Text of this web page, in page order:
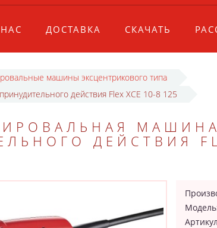
ДОСТАВКА СКАЧАТЬ
машины эксцентрикового типа
действия Flex XCE 10-8 125
ДЕЙСТВИЯ